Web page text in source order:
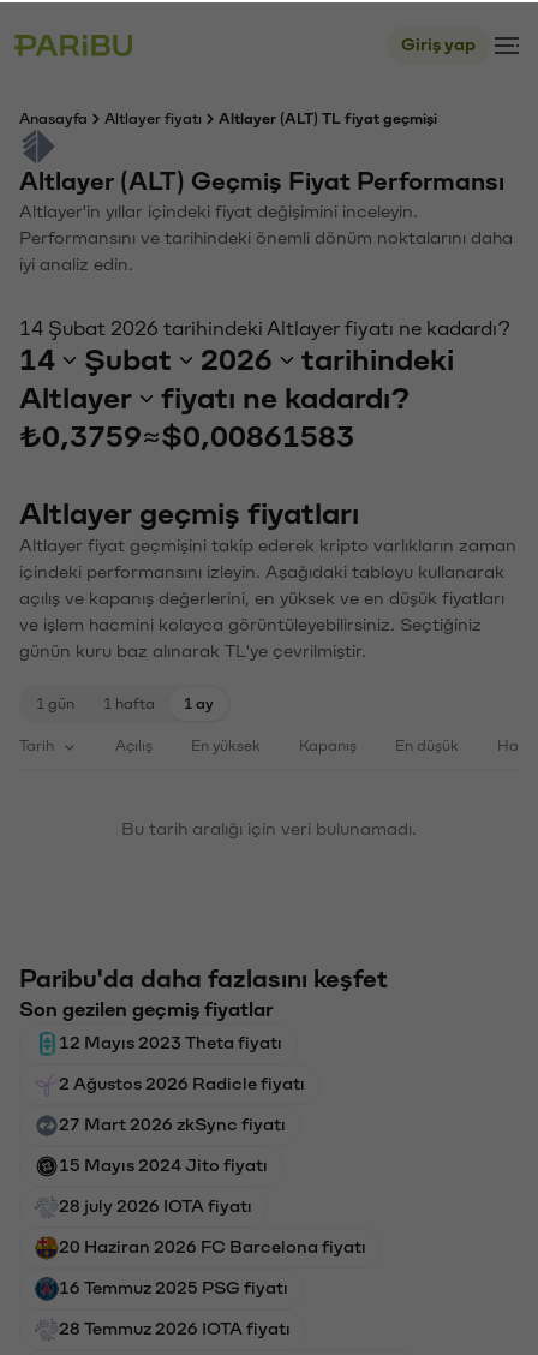
Giriş yap
Anasayfa Altlayer fiyatı Altlayer (ALT) TL fiyat geçmişi
Altlayer (ALT) Geçmiş Fiyat Performansı
Altlayer'in yıllar içindeki fiyat değişimini inceleyin.
Performansını ve tarihindeki önemli dönüm noktalarını daha
iyi analiz edin.
14 Şubat 2026 tarihindeki Altlayer fiyatı ne kadardı?
14 Şubat 2026
tarihindeki
Altlayer
fiyatı ne kadardı?
₺0,3759≈$0,00861583
Altlayer geçmiş fiyatları
Altlayer fiyat geçmişini takip ederek kripto varlıkların zaman
içindeki performansını izleyin. Aşağıdaki tabloyu kullanarak
açılış ve kapanış değerlerini, en yüksek ve en düşük fiyatları
ve işlem hacmini kolayca görüntüleyebilirsiniz. Seçtiğiniz
günün kuru baz alınarak TL'ye çevrilmiştir.
1 gün 1 hafta 1 ay
Tarih Açılış En yüksek Kapanış En düşük
Bu tarih aralığı için veri bulunamadı.
Paribu'da daha fazlasını keşfet
Son gezilen geçmiş fiyatlar
12 Mayıs 2023 Theta fiyatı
2 Ağustos 2026 Radicle fiyatı
27 Mart 2026 zkSync fiyatı
15 Mayıs 2024 Jito fiyatı
28 july 2026 IOTA fiyatı
20 Haziran 2026 FC Barcelona fiyatı
16 Temmuz 2025 PSG fiyatı
28 Temmuz 2026 IOTA fiyatı